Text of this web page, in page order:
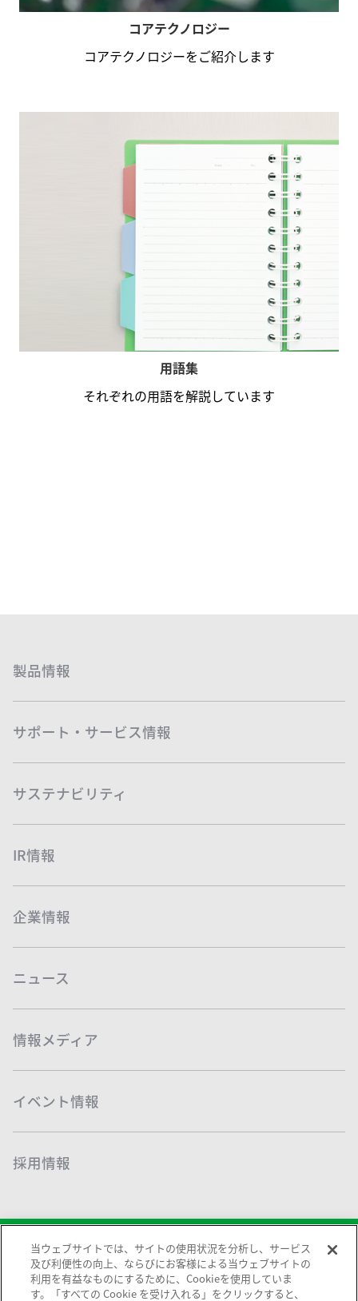
コアテクノロジー
コアテクノロジーをご紹介します
用語集
それぞれの用語を解説しています
製品情報
サポート・サービス情報
サステナビリティ
IR情報
企業情報
ニュース
情報メディア
イベント情報
採用情報
当ウェブサイトでは、サイトの使用状況を分析し、サービス
及び利便性の向上、ならびにお客様による当ウェブサイトの
利用を有益なものにするために、Cookieを使用していま
す。「すべての Cookie を受け入れる」をクリックすると、